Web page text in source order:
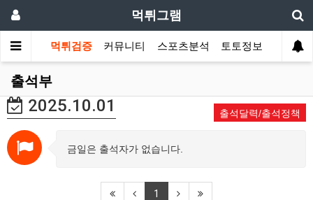
먹튀그램
먹튀검증 커뮤니티 스포츠분석 토토정보
출석부
2025.10.01 출석달력/출석정책
금일은 출석자가 없습니다.
1